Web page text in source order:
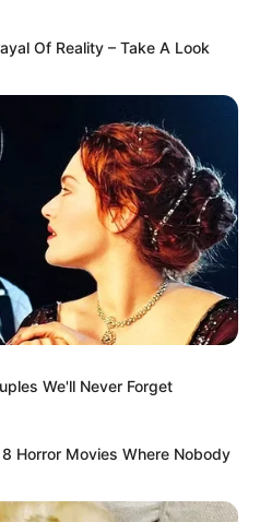
Απλά δεν
δεν γίνεται!!!! Το κείμενο
Of Reality – Take A Look
We'll Never Forget
Horror Movies Where Nobody